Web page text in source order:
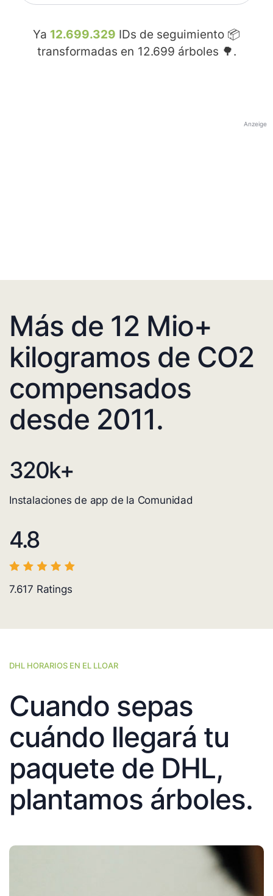
Ya 12.699.329 IDs de seguimiento 📦
transformadas en 12.699 árboles 🌳.
Anzeige
Más de 12 Mio+
kilogramos de CO2
compensados
desde 2011.
320k+
Instalaciones de app de la Comunidad
4.8
7.617 Ratings
DHL HORARIOS EN EL LLOAR
Cuando sepas
cuándo llegará tu
paquete de DHL,
plantamos árboles.